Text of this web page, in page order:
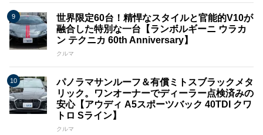
世界限定60台！精悍なスタイルと官能的V10が
融合した特別な一台【ランボルギーニ ウラカ
ン テクニカ 60th Anniversary】
クルマ
パノラマサンルーフ＆有償ミトスブラックメタ
リック。ワンオーナーでディーラー点検済みの
安心【アウディ A5スポーツバック 40TDI クワ
トロ Sライン】
クルマ